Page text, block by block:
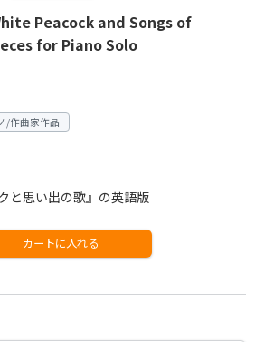
Peacock and Songs of
for Piano Solo
/作曲家作品
と思い出の歌』の英語版
カートに入れる